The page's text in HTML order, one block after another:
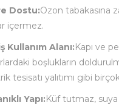
Dostu:Ozon tabakasına
içermez.
Kullanım Alanı:Kapı ve
boşlukların
tesisatı yalıtımı gibi
Yapı:Küf tutmaz, suya